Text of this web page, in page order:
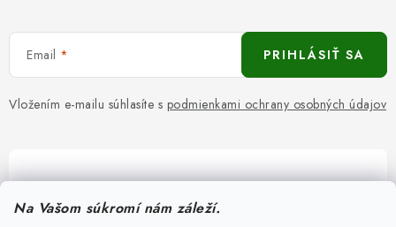
Na Vašom súkromí nám záleží.
Email
Vložením e-mailu súhlasíte s podmienkami ochrany osobných údajov
PRIHLÁSIŤ SA
Pomôžeme vám s výberom
Potrebujete s niečím poradiť? Sme tu pre vás!